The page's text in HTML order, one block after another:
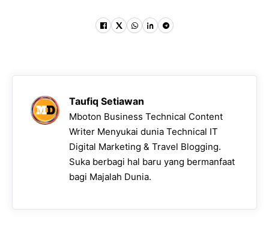
Taufiq Setiawan
Mboton Business Technical Content
Writer Menyukai dunia Technical IT
Digital Marketing & Travel Blogging.
Suka berbagi hal baru yang bermanfaat
bagi Majalah Dunia.